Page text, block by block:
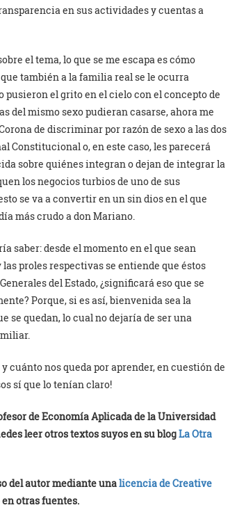
en sus actividades y cuentas a
el tema, lo que se me escapa es cómo
también a la familia real se le ocurra
el grito en el cielo con el concepto de
del mismo sexo pudieran casarse, ahora me
de discriminar por razón de sexo a las dos
Constitucional o, en este caso, les parecerá
sobre quiénes integran o dejan de integrar la
los negocios turbios de uno de sus
se va a convertir en un sin dios en el que
más crudo a don Mariano.
saber: desde el momento en el que sean
proles respectivas se entiende que éstos
del Estado, ¿significará eso que se
Porque, si es así, bienvenida sea la
se quedan, lo cual no dejaría de ser una
cuánto nos queda por aprender, en cuestión de
sí que lo tenían claro!
de Economía Aplicada de la Universidad
leer otros textos suyos en su blogLa Otra
del autor mediante unalicencia de Creative
otras fuentes.